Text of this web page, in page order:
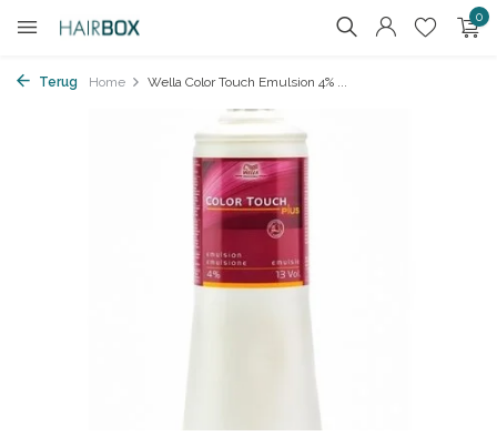
0
Terug Home Wella Color Touch Emulsion 4% ...